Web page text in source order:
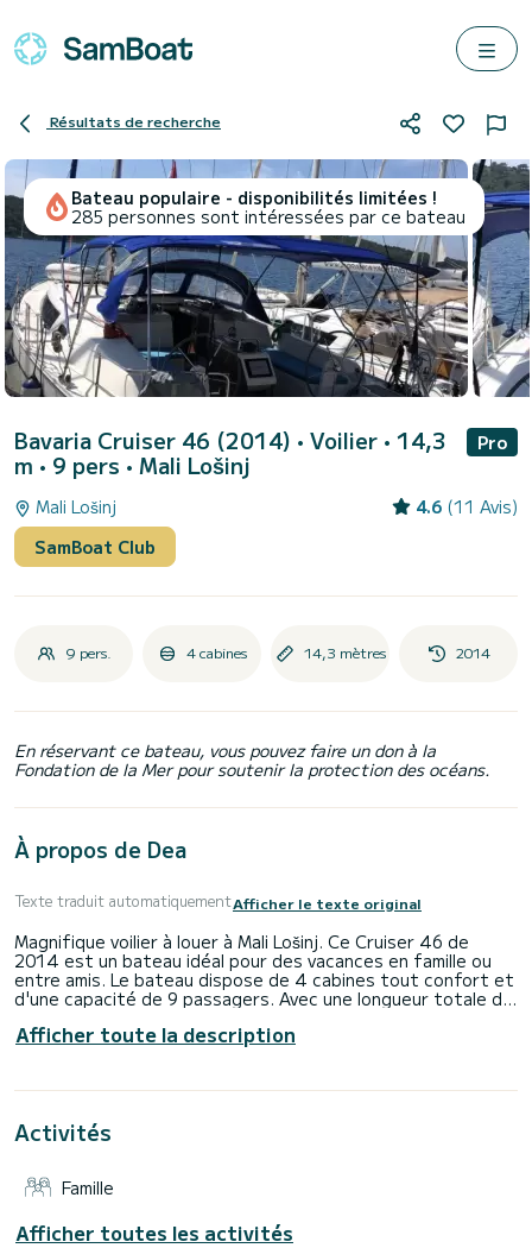
Résultats de recherche
Bateau populaire - disponibilités limitées !
285 personnes sont intéressées par ce bateau
Bavaria Cruiser 46 (2014) • Voilier • 14,3
m • 9 pers • Mali Lošinj
Pro
Mali Lošinj 4.6 (11 Avis)
SamBoat Club
9 pers. 4 cabines 14,3 mètres 2014
En réservant ce bateau, vous pouvez faire un don à la
Fondation de la Mer pour soutenir la protection des océans.
À propos de Dea
Texte traduit automatiquementAfficher le texte original
Magnifique voilier à louer à Mali Lošinj. Ce Cruiser 46 de
2014 est un bateau idéal pour des vacances en famille ou
entre amis. Le bateau dispose de 4 cabines tout confort et
d'une capacité de 9 passagers. Avec une longueur totale de
meilleur ami pour passer des vacances extraordinaires sur les
eaux de Mali Lošinj. Ce Cruiser 46 est équipé de 3 salles
enrouleur et d'un génois à enrouleur. Il dispose des
d'étrave, Douche de pont, Plateforme de bain.
sur le bouton « Demander un devis », un expert SamBoat
Afficher toute la description
Activités
Famille
Afficher toutes les activités